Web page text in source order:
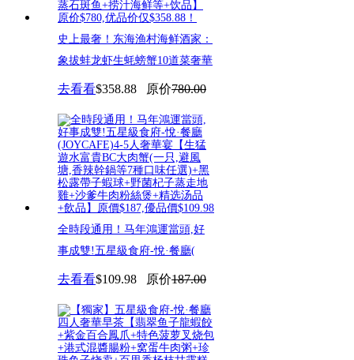
史上最奢！东海渔村海鲜酒家：
象拔蚌龙虾生蚝螃蟹10道菜奢華
去看看$358.88 原价780.00
全時段通用！马年鴻運當頭,好
事成雙!五星級食府-悅·餐廳(
去看看$109.98 原价187.00